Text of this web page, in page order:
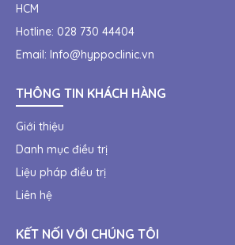
HCM
Hotline: 028 730 44404
Email: Info@hyppoclinic.vn
THÔNG TIN KHÁCH HÀNG
Giới thiệu
Danh mục điều trị
Liệu pháp điều trị
Liên hệ
KẾT NỐI VỚI CHÚNG TÔI